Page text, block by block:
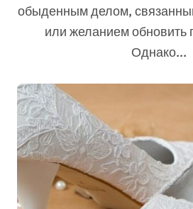
обыденным делом,
или желанием обновить
Однако...